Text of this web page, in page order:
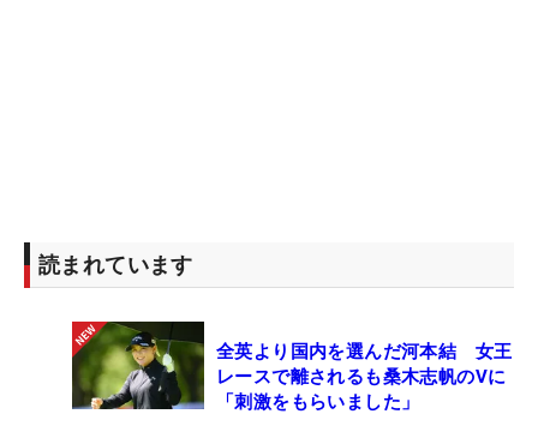
読まれています
全英より国内を選んだ河本結 女王
レースで離されるも桑木志帆のVに
「刺激をもらいました」